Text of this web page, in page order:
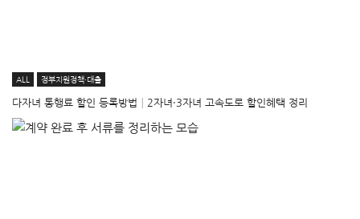
ALL 정부지원정책·대출
다자녀 통행료 할인 등록방법│2자녀·3자녀 고속도로 할인혜택 정리